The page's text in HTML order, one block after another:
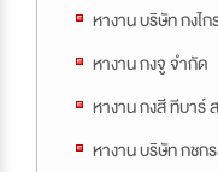
หางาน บริษัท กงไ
หางาน กงจู จำกัด
หางาน กงสี ทีบาร์
หางาน บริษัท กชก